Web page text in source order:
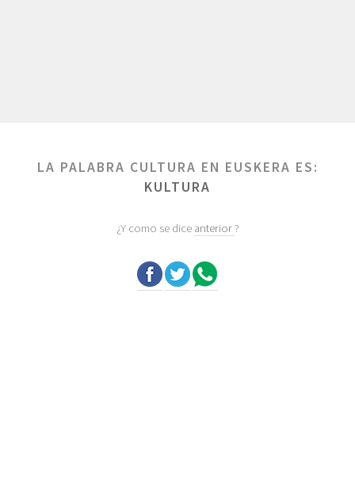
LA PALABRA CULTURA EN EUSKERA ES:
KULTURA
¿Y como se dice anterior?